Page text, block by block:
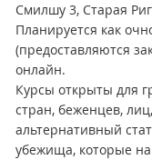
Смилшу 3, Старая
Планируется как
(предоставляются
онлайн.
Курсы открыты для
стран, беженцев,
альтернативный
убежища, которые